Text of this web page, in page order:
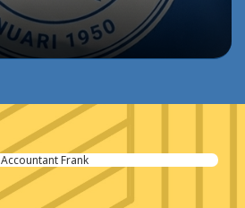
Accountant Frank